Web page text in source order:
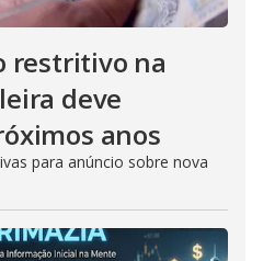
restritivo na
deve
anos
para anúncio sobre nova